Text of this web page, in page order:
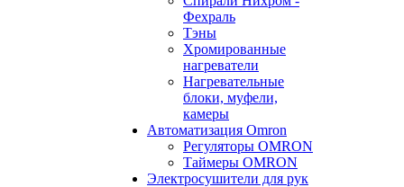
Фехраль
Тэны
Хромированные
нагреватели
Нагревательные
блоки, муфели,
камеры
Автоматизация Omron
Регуляторы OMRON
Таймеры OMRON
Электросушители для рук